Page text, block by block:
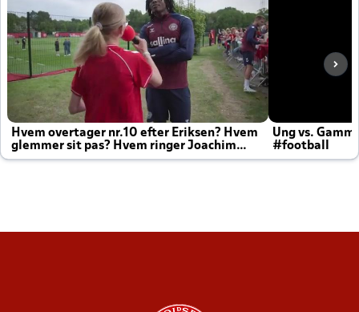
Hvem overtager nr.10 efter Eriksen? Hvem
glemmer sit pas? Hvem ringer Joachim
altid til efter kampe?
Ung vs.
#football